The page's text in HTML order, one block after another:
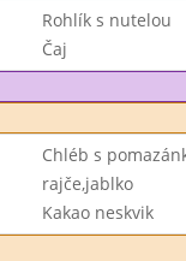
Rohlík s nutelou
Čaj
Chléb s
rajče,jablko
Kakao neskvik